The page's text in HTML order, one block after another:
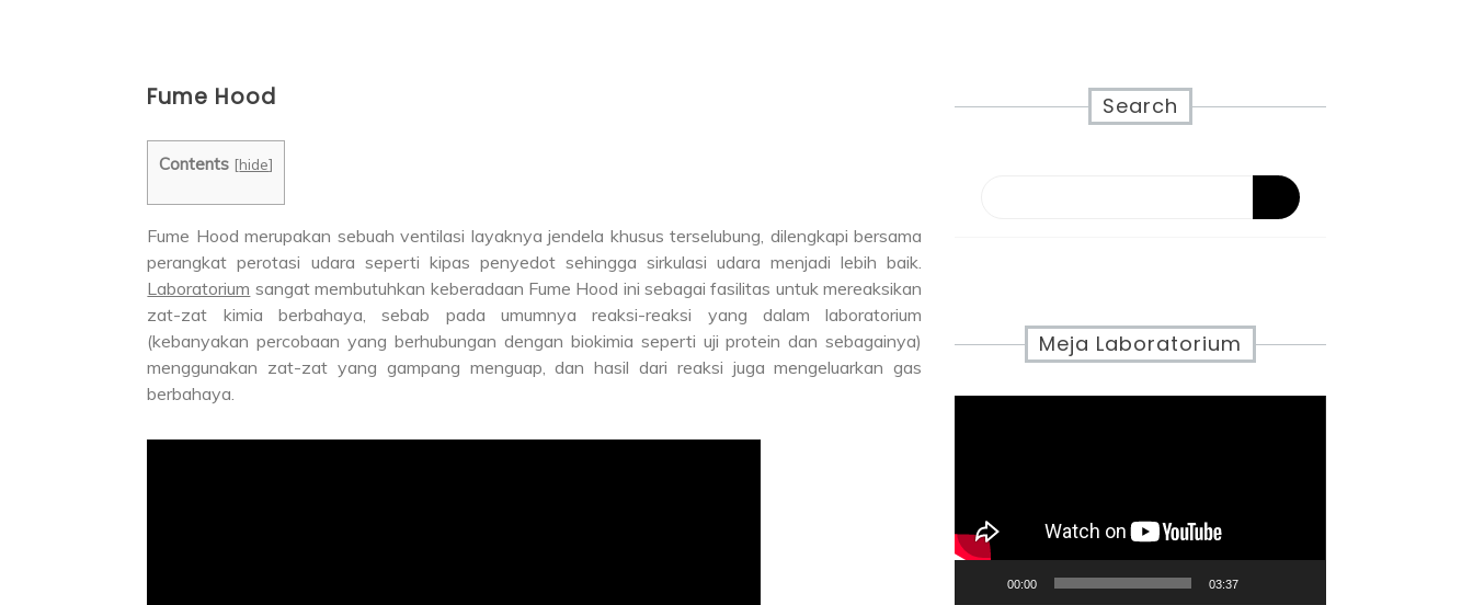
Fume Hood
Contents [hide]
Fume Hood merupakan sebuah ventilasi layaknya jendela khusus terselubung, dilengkapi bersama
perangkat perotasi udara seperti kipas penyedot sehingga sirkulasi udara menjadi lebih baik.
Laboratorium sangat membutuhkan keberadaan Fume Hood ini sebagai fasilitas untuk mereaksikan
zat-zat kimia berbahaya, sebab pada umumnya reaksi-reaksi yang dalam laboratorium
(kebanyakan percobaan yang berhubungan dengan biokimia seperti uji protein dan sebagainya)
menggunakan zat-zat yang gampang menguap, dan hasil dari reaksi juga mengeluarkan gas
berbahaya.
Search
Meja Laboratorium
00:00 03:37